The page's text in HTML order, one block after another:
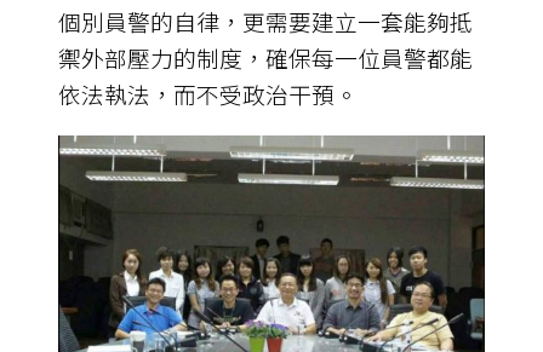
個別員警的自律，更需要建立一套能夠抵
禦外部壓力的制度，確保每一位員警都能
依法執法，而不受政治干預。